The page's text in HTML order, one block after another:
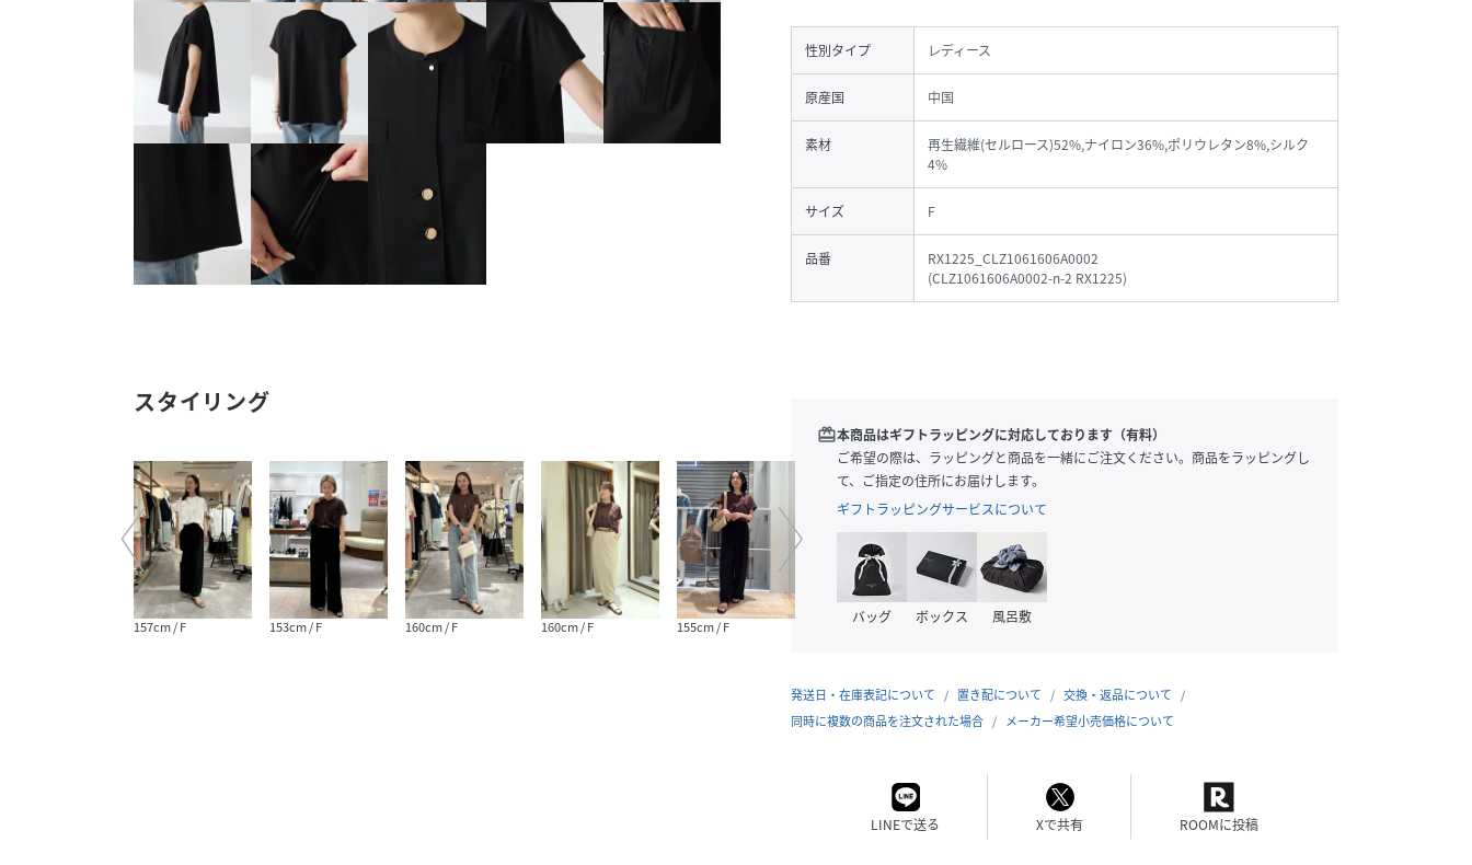
スタイリング
157cm / F 153cm / F 160cm / F 160cm / F 155cm / F 155cm / F 160cm / F
性別タイプ レディース
原産国 中国
素材
再生繊維(セルロース)52%,ナイロン36%,ポリウレタン8%,シルク
4%
サイズ F
品番
RX1225_CLZ1061606A0002
(CLZ1061606A0002-n-2 RX1225)
redeem本商品はギフトラッピングに対応しております（有料）
ご希望の際は、ラッピングと商品を一緒にご注文ください。商品をラッピングし
て、ご指定の住所にお届けします。
ギフトラッピングサービスについて
バッグ ボックス 風呂敷
発送日・在庫表記について 置き配について
交換・返品について
同時に複数の商品を注文された場合
メーカー希望小売価格について
LINEで送る Xで共有 ROOMに投稿